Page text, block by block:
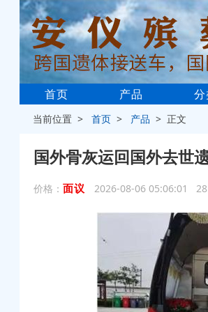
首页 产品
当前位置 >首页 > 产品 > 正文
国外骨灰运回国外去世
价格： 面议 2026-08-06 05:06:01